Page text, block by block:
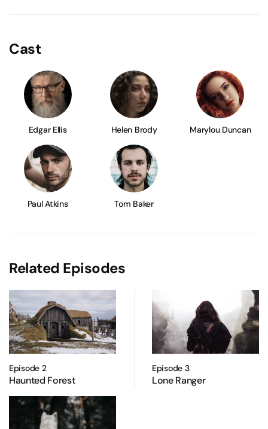
Cast
Edgar Ellis Helen Brody Marylou Duncan
Paul Atkins Tom Baker
Related Episodes
Episode 2
Haunted Forest
Episode 3
Lone Ranger